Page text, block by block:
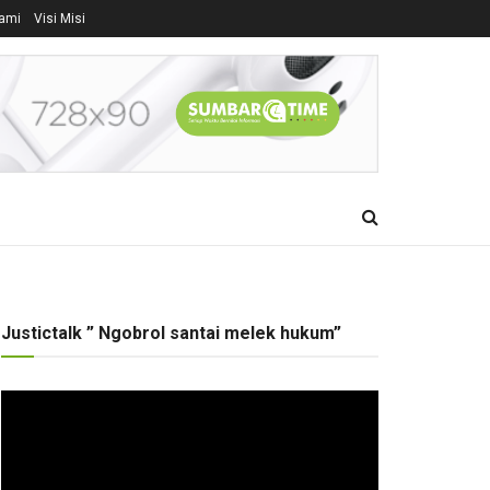
Visi Misi
Justictalk ” Ngobrol santai melek hukum”